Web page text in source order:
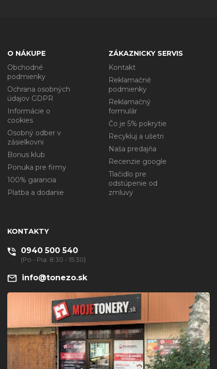
O NÁKUPE
Obchodné
podmienky
Ochrana osobných
údajov GDPR
Informácie o
cookies
Osobný odber v
zásielkovni
Bonus klub
Ponuka pre firmy
100% garancia
Platba a dodanie
ZÁKAZNICKY SERVIS
Kontakt
Reklamačné
podmienky
Reklamačný
formulár
Čo je 5% pokrytie
Recykluj a ušetri
Naša predajňa
Recenzie google
Tlačidlo pre
odstúpenie od
zmluvy
KONTAKTY
0940 500 540
(Po - Pia: 8:30 - 15:30)
info@tonezo.sk